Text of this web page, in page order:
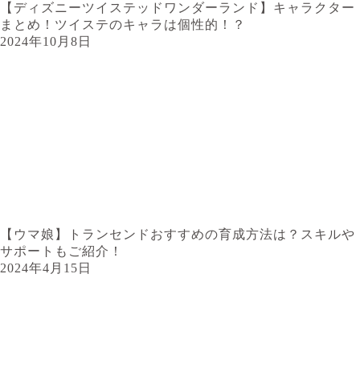
【ディズニーツイステッドワンダーランド】キャラクター
まとめ！ツイステのキャラは個性的！？
2024年10月8日
【ウマ娘】トランセンドおすすめの育成方法は？スキルや
サポートもご紹介！
2024年4月15日